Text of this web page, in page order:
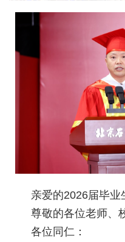
亲爱的2026届毕业
尊敬的各位老师、
各位同仁：